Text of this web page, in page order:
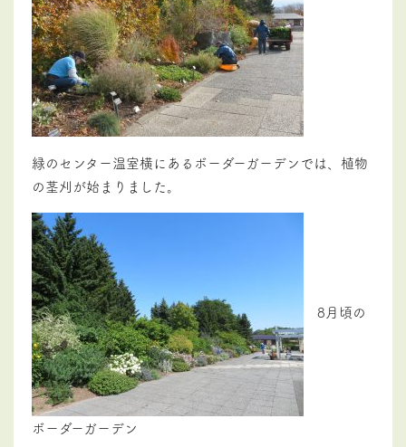
緑のセンター温室横にあるボーダーガーデンでは、植物
の茎刈が始まりました。
8月頃の
ボーダーガーデン